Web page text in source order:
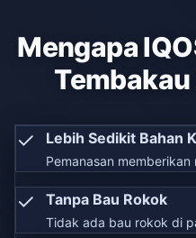
Mengapa
✓ Lebih Sedikit Bahan
Pemanasan
✓ Tanpa Bau Rokok
Tidak ada bau rokok di